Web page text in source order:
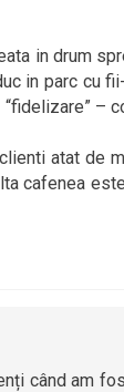
in drum
in parc cu
–
atat de
cafenea
când am